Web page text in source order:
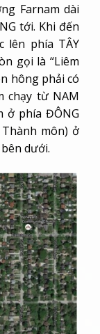
Farnam dài
tới. Khi đến
lên phía TÂY
gọi là “Liêm
hông phải có
chạy từ NAM
ở phía ĐÔNG
môn) ở
dưới.